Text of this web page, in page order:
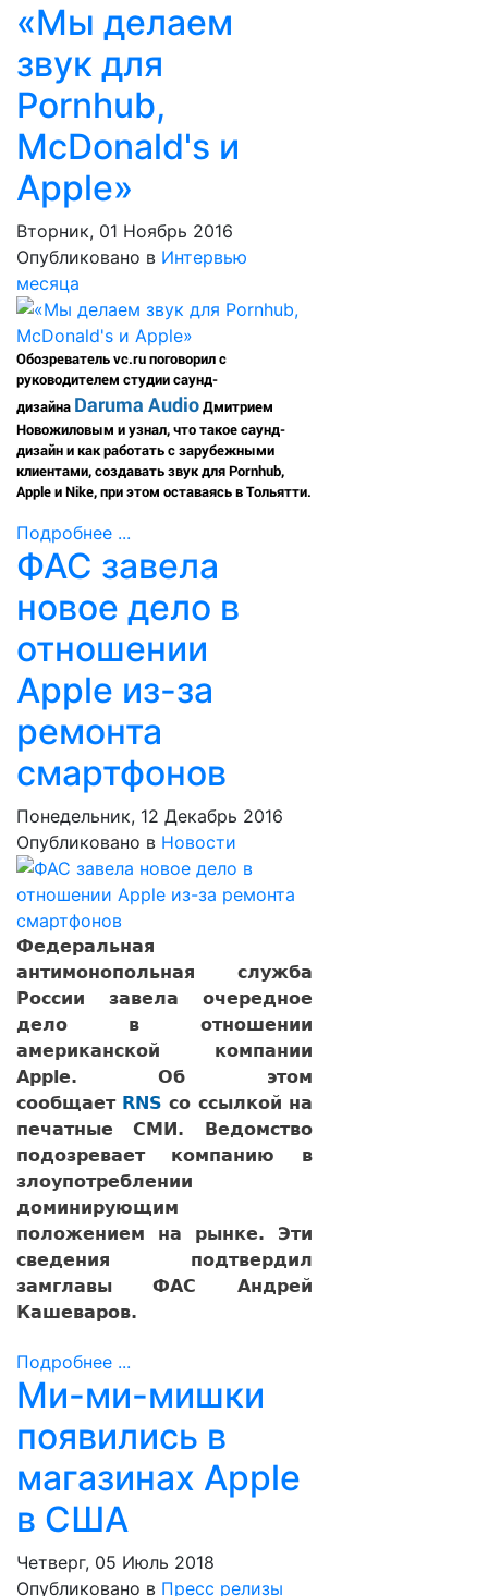
«Мы делаем
звук для
Pornhub,
McDonald's и
Apple»
Вторник, 01 Ноябрь 2016
Опубликовано в Интервью
месяца
Обозреватель vc.ru поговорил с
руководителем студии саунд-
дизайна Daruma AudioДмитрием
Новожиловым и узнал, что такое саунд-
дизайн и как работать с зарубежными
клиентами, создавать звук для Pornhub,
Apple и Nike, при этом оставаясь в Тольятти.
Подробнее ...
ФАС завела
новое дело в
отношении
Apple из-за
ремонта
смартфонов
Понедельник, 12 Декабрь 2016
Опубликовано в Новости
Федеральная
антимонопольная служба
России завела очередное
дело в отношении
американской компании
Apple. Об этом
сообщает RNS со ссылкой на
печатные СМИ. Ведомство
подозревает компанию в
злоупотреблении
доминирующим
положением на рынке. Эти
сведения подтвердил
замглавы ФАС Андрей
Кашеваров.
Подробнее ...
Ми-ми-мишки
появились в
магазинах Apple
в США
Четверг, 05 Июль 2018
Опубликовано в Пресс релизы